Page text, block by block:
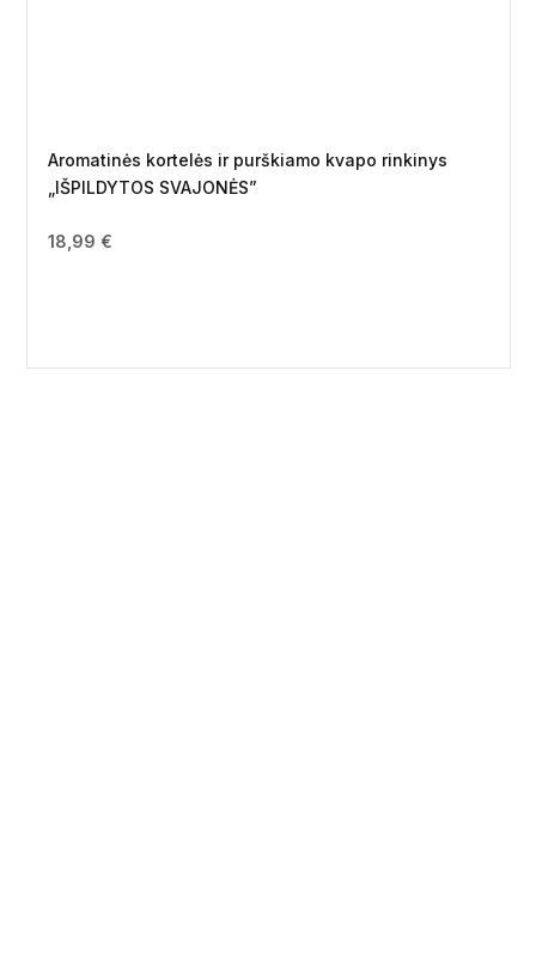
Aromatinės kortelės ir purškiamo kvapo rinkinys
„IŠPILDYTOS SVAJONĖS”
18,99 €